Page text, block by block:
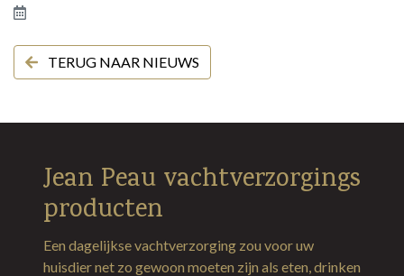
TERUG NAAR NIEUWS
Jean Peau vachtverzorgings
producten
Een dagelijkse vachtverzorging zou voor uw
huisdier net zo gewoon moeten zijn als eten, drinken